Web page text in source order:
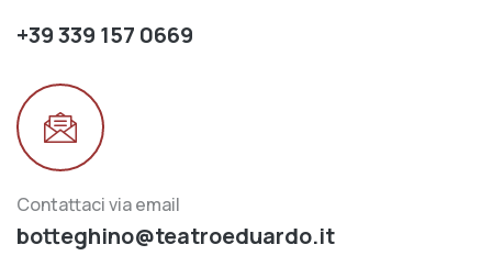
+39 339 157 0669
Contattaci via email
botteghino@teatroeduardo.it